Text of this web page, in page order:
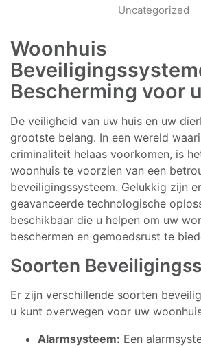
Uncategorized
Woonhuis
Bescherming voor
De veiligheid van uw huis en uw
grootste belang. In een wereld
criminaliteit helaas voorkomen, is
woonhuis te voorzien van een
beveiligingssysteem. Gelukkig zijn
geavanceerde technologische
beschikbaar die u helpen om uw
beschermen en gemoedsrust te
Soorten
Er zijn verschillende soorten
u kunt overwegen voor uw
Alarmsysteem: Een